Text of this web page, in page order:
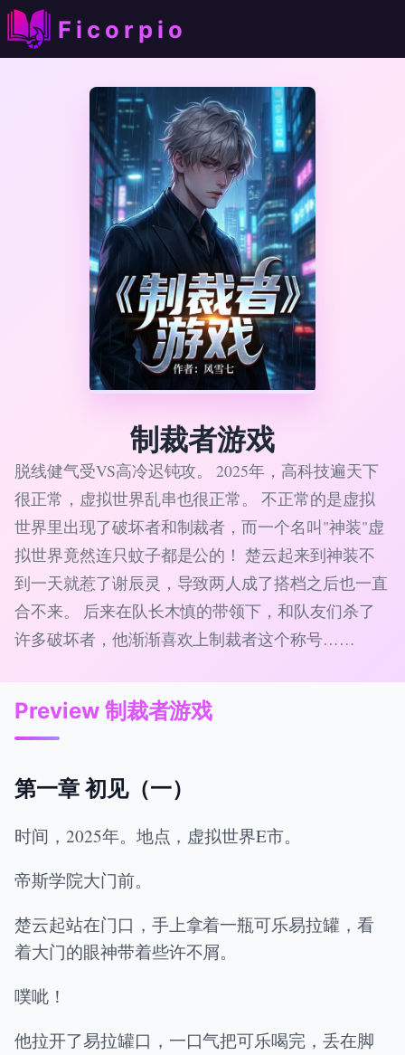
Ficorpio
制裁者游戏
脱线健气受VS高冷迟钝攻。 2025年，高科技遍天下
很正常，虚拟世界乱串也很正常。 不正常的是虚拟
世界里出现了破坏者和制裁者，而一个名叫"神装"虚
拟世界竟然连只蚊子都是公的！ 楚云起来到神装不
到一天就惹了谢辰灵，导致两人成了搭档之后也一直
合不来。 后来在队长木慎的带领下，和队友们杀了
许多破坏者，他渐渐喜欢上制裁者这个称号……
Preview 制裁者游戏
第一章 初见（一）
时间，2025年。地点，虚拟世界E市。
帝斯学院大门前。
楚云起站在门口，手上拿着一瓶可乐易拉罐，看
着大门的眼神带着些许不屑。
噗呲！
他拉开了易拉罐口，一口气把可乐喝完，丢在脚